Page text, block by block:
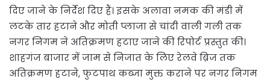
दिए जाने के निर्देश दिए हैं। इसके अलावा नमक की मंडी में
लटके तार हटाने और मोती प्लाजा से चांदी वाली गली तक
नगर निगम ने अतिक्रमण हटाए जाने की रिपोर्ट प्रस्तुत की।
शाहगंज बाजार में जाम से निजात के लिए रेलवे ब्रिज तक
अतिक्रमण हटाने, फुटपाथ कब्जा मुक्त कराने पर नगर निगम